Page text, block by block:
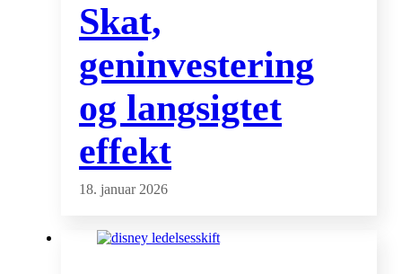
Skat,
geninvestering
og langsigtet
effekt
18. januar 2026